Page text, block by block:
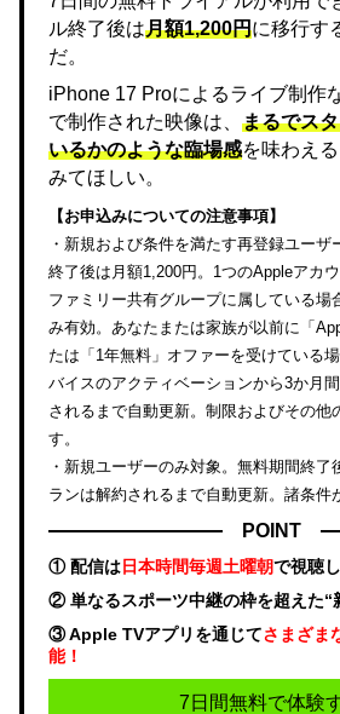
ル終了後は月額1,200円に移行す
だ。
iPhone 17 Proによるライブ制作
で制作された映像は、 まるでス
いるかのような臨場感を味わえ
みてほしい。
【お申込みについての注意事項】
・新規および条件を満たす再登録ユーザ
終了後は月額1,200円。1つのAppleアカ
ファミリー共有グループに属している場
み有効。あなたまたは家族が以前に「
たは「1年無料」オファーを受けている
バイスのアクティベーションから3か月
されるまで自動更新。制限およびその他
す。
・新規ユーザーのみ対象。無料期間終了
ランは解約されるまで自動更新。諸条件
POINT
① 配信は日本時間毎週土曜朝で視聴
② 単なるスポーツ中継の枠を超えた“
③ Apple TVアプリを通じてさまざま
能！
7日間無料で体験